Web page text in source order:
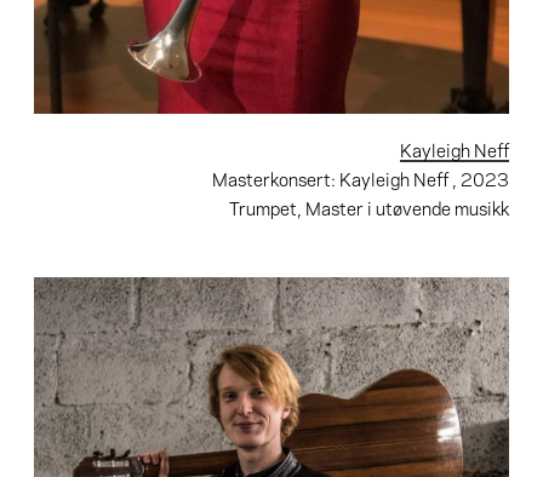
Kayleigh Neff
Masterkonsert: Kayleigh Neff , 2023
Trumpet, Master i utøvende musikk